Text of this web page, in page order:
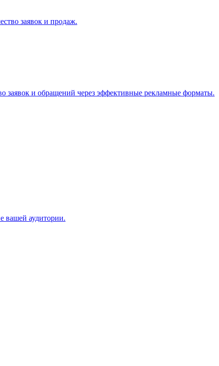
заявок и продаж.
заявок и обращений через эффективные рекламные форматы.
вашей аудитории.